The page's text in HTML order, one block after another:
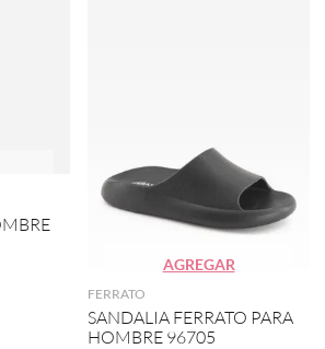
AGREGAR
FERRATO
SANDALIA FERRATO PARA
HOMBRE 96705